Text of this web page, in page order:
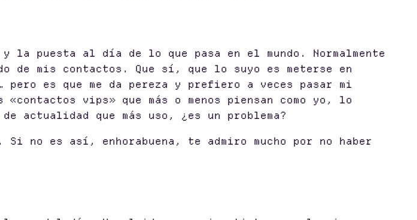
puesta al día de lo que pasa en el mundo. Normalmente
de mis contactos. Que sí, que lo suyo es meterse en
es que me da pereza y prefiero a veces pasar mi
vips» que más o menos piensan como yo, lo
que más uso, ¿es un problema?
no es así, enhorabuena, te admiro mucho por no haber